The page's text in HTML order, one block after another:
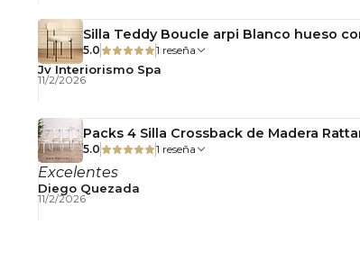
Silla Teddy Boucle arpi Blanco hueso
5.0 1 reseña
Jv Interiorismo Spa
11/2/2026
Packs 4 Silla Crossback de Madera
5.0 1 reseña
Excelentes
Diego Quezada
11/2/2026